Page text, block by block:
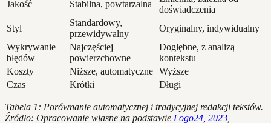
Jakość
Stabilna, powtarzalna
doświadczenia
Styl
Standardowy,
przewidywalny
Oryginalny, indywidualny
Wykrywanie
błędów
Najczęściej
powierzchowne
Dogłębne, z analizą
kontekstu
Koszty
Niższe, automatyczne Wyższe
Czas
Krótki Długi
Tabela 1: Porównanie automatycznej i tradycyjnej redakcji tekstów.
Źródło: Opracowanie własne na podstawie Logo24, 2023